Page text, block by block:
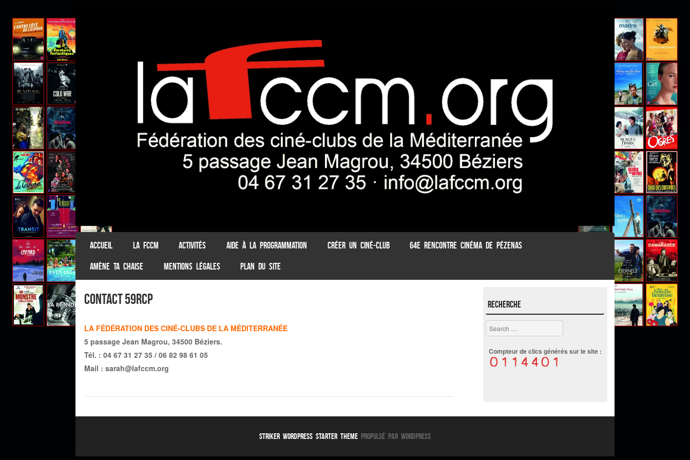
Menu
SKIP TO CONTENT
ACCUEIL LA FCCM ACTIVITÉS AIDE À LA PROGRAMMATION CRÉER UN CINÉ-CLUB 64E RENCONTRE CINÉMA DE PÉZENAS
AMÈNE TA CHAISE MENTIONS LÉGALES PLAN DU SITE
Contact 59RCP
LA FÉDÉRATION DES CINÉ-CLUBS DE LA MÉDITERRANÉE
5 passage Jean Magrou, 34500 Béziers.
Tél. : 04 67 31 27 35 / 06 82 98 61 05
Mail : sarah@lafccm.org
Recherche
Search
Compteur de clics générés sur le site :
Striker WordPress Starter Theme Propulsé par WordPress